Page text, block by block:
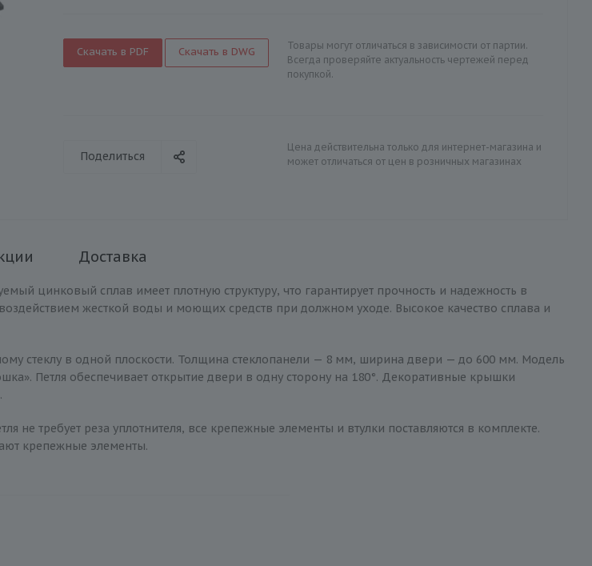
Скачать в PDF Скачать в DWG
Товары могут отличаться в зависимости от партии.
Всегда проверяйте актуальность чертежей перед
покупкой.
Поделиться
Цена действительна только для интернет-магазина и
может отличаться от цен в розничных магазинах
Доставка
цинковый сплав имеет плотную структуру, что гарантирует прочность и надежность в
жесткой воды и моющих средств при должном уходе. Высокое качество сплава и
стеклу в одной плоскости. Толщина стеклопанели — 8 мм, ширина двери — до 600 мм. Модель
Петля обеспечивает открытие двери в одну сторону на 180°. Декоративные крышки
не требует реза уплотнителя, все крепежные элементы и втулки поставляются в комплекте.
крепежные элементы.